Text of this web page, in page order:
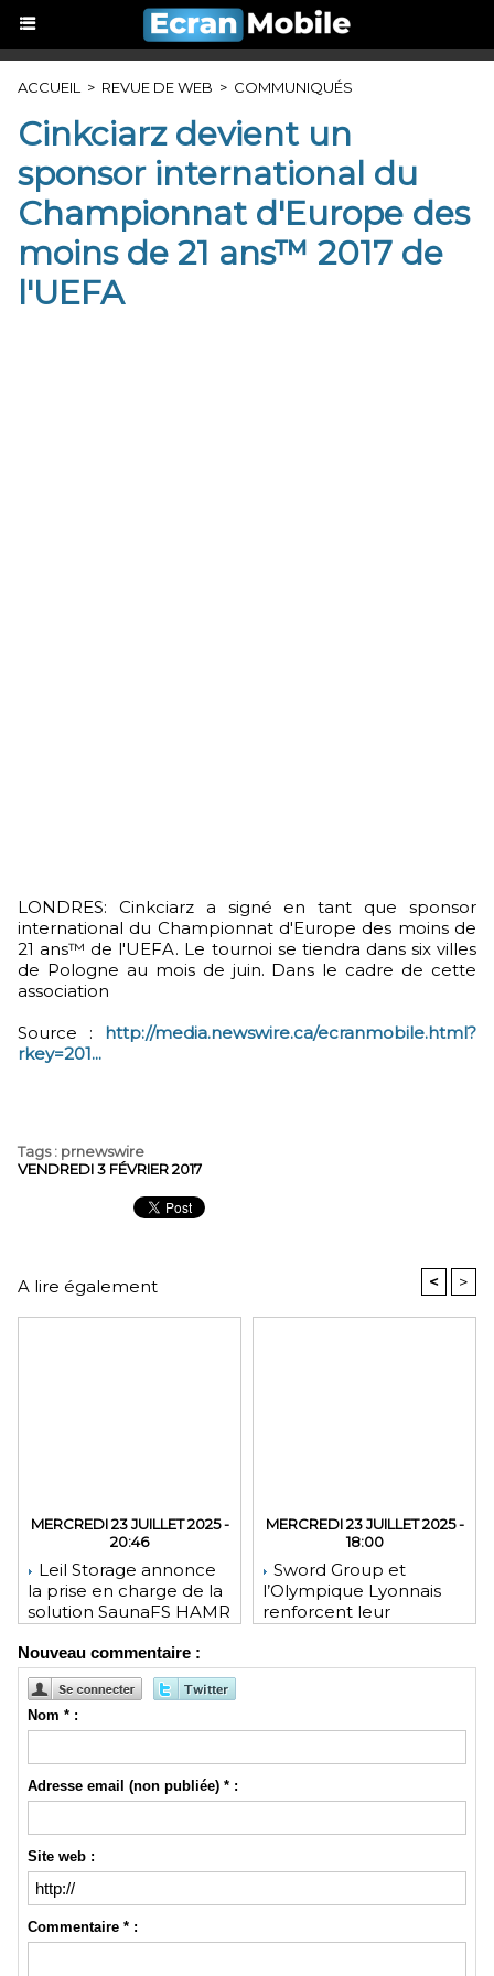
ACCUEIL > REVUE DE WEB > COMMUNIQUÉS
Cinkciarz devient un
sponsor international du
Championnat d'Europe des
moins de 21 ans™ 2017 de
l'UEFA
LONDRES: Cinkciarz a signé en tant que sponsor
international du Championnat d'Europe des moins de
21 ans™ de l'UEFA. Le tournoi se tiendra dans six villes
de Pologne au mois de juin. Dans le cadre de cette
association
Source : http://media.newswire.ca/ecranmobile.html?
rkey=201...
Tags: prnewswire
VENDREDI 3 FÉVRIER 2017
A lire également < >
MERCREDI 23 JUILLET 2025 -
20:46
Leil Storage annonce
la prise en charge de la
solution SaunaFS HAMR
stockage accrue lors
des déploiements sur
site
MERCREDI 23 JUILLET 2025 -
18:00
Sword Group et
l’Olympique Lyonnais
renforcent leur
Nouveau commentaire :
Nom * :
Adresse email (non publiée) * :
Site web :
Commentaire * :